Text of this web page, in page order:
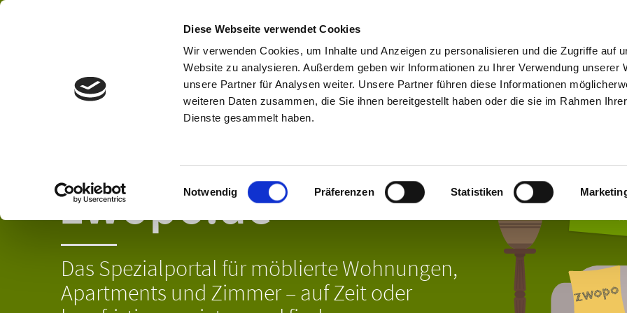
Diese Webseite verwendet Cookies
Wir verwenden Cookies, um Inhalte und Anzeigen zu personalisieren und die Zugriffe auf
Website zu analysieren. Außerdem geben wir Informationen zu Ihrer Verwendung unserer
unsere Partner für Analysen weiter. Unsere Partner führen diese Informationen
weiteren Daten zusammen, die Sie ihnen bereitgestellt haben oder die sie im Rahmen
Dienste gesammelt haben.
Einwilligungsauswahl
Notwendig Präferenzen Statistiken
zwopo.de
Das Spezialportal für möblierte Wohnungen,
Apartments und Zimmer – auf Zeit oder